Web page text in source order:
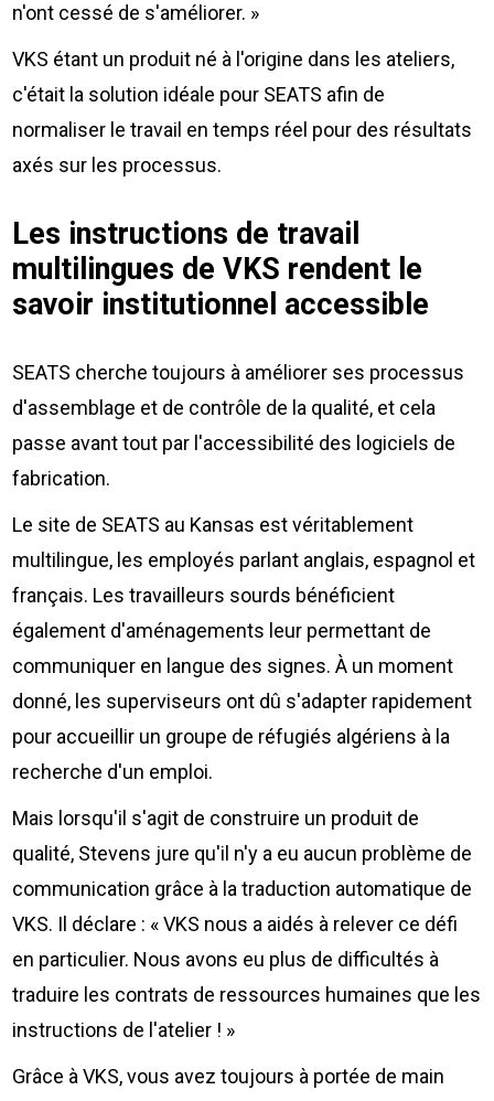
n'ont cessé de s'améliorer. »
VKS étant un produit né à l'origine dans les ateliers,
c'était la solution idéale pour SEATS afin de
normaliser le travail en temps réel pour des résultats
axés sur les processus.
Les instructions de travail
multilingues de VKS rendent le
savoir institutionnel accessible
SEATS cherche toujours à améliorer ses processus
d'assemblage et de contrôle de la qualité, et cela
passe avant tout par l'accessibilité des logiciels de
fabrication.
Le site de SEATS au Kansas est véritablement
multilingue, les employés parlant anglais, espagnol et
français. Les travailleurs sourds bénéficient
également d'aménagements leur permettant de
communiquer en langue des signes. À un moment
donné, les superviseurs ont dû s'adapter rapidement
pour accueillir un groupe de réfugiés algériens à la
recherche d'un emploi.
Mais lorsqu'il s'agit de construire un produit de
qualité, Stevens jure qu'il n'y a eu aucun problème de
communication grâce à la traduction automatique de
VKS. Il déclare : « VKS nous a aidés à relever ce défi
en particulier. Nous avons eu plus de difficultés à
traduire les contrats de ressources humaines que les
instructions de l'atelier ! »
Grâce à VKS, vous avez toujours à portée de main